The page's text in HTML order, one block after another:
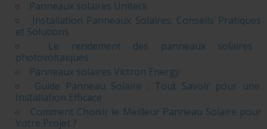
Panneaux solaires Uniteck
Installation Panneaux Solaires: Conseils Pratiques
et Solutions
Le rendement des panneaux solaires
photovoltaïques
Panneaux solaires Victron Energy
Guide Panneau Solaire : Tout Savoir pour une
Installation Efficace
Comment Choisir le Meilleur Panneau Solaire pour
Votre Projet ?